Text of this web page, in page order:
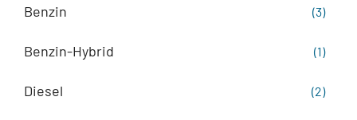
Benzin (3)
Benzin-Hybrid (1)
Diesel (2)